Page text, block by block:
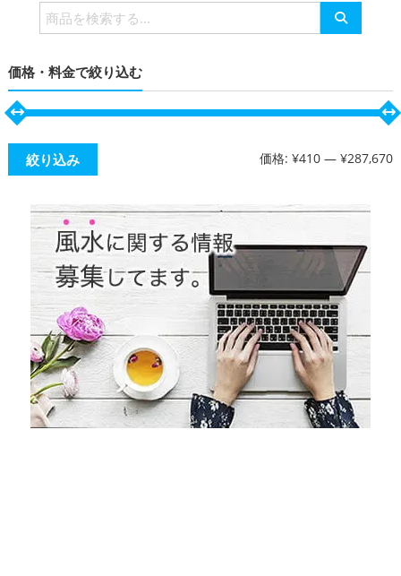
検
索
象:
価格・料金で絞り込む
絞り込み 価格:¥410 —¥287,670